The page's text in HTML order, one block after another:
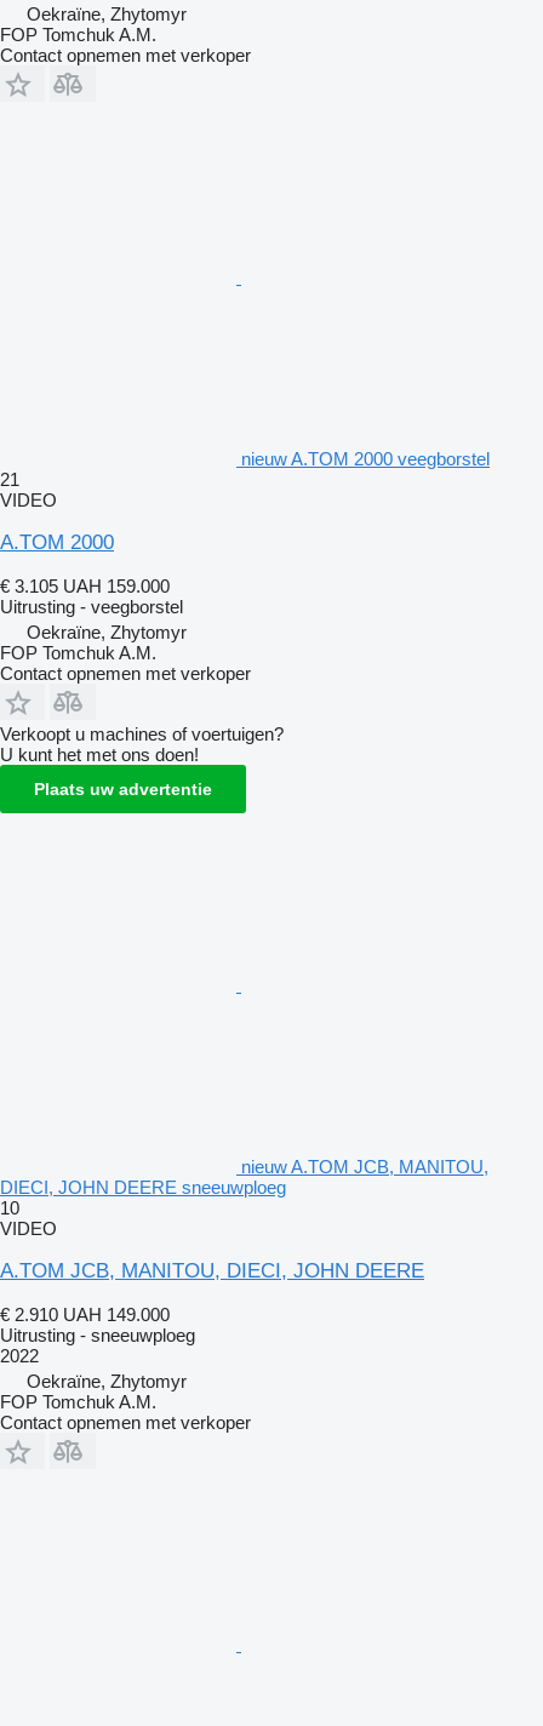
Oekraïne, Zhytomyr
FOP Tomchuk A.M.
Contact opnemen met verkoper
nieuw A.TOM 2000 veegborstel
21
VIDEO
A.TOM 2000
€ 3.105 UAH 159.000
Uitrusting - veegborstel
Oekraïne, Zhytomyr
FOP Tomchuk A.M.
Contact opnemen met verkoper
Verkoopt u machines of voertuigen?
U kunt het met ons doen!
Plaats uw advertentie
nieuw A.TOM JCB, MANITOU,
DIECI, JOHN DEERE sneeuwploeg
10
VIDEO
A.TOM JCB, MANITOU, DIECI, JOHN DEERE
€ 2.910 UAH 149.000
Uitrusting - sneeuwploeg
2022
Oekraïne, Zhytomyr
FOP Tomchuk A.M.
Contact opnemen met verkoper